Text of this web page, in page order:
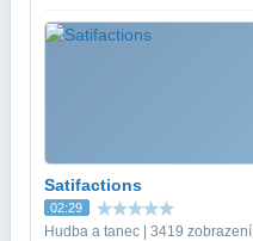
Satifactions
02:29
Hudba a tanec | 3419 zobrazení